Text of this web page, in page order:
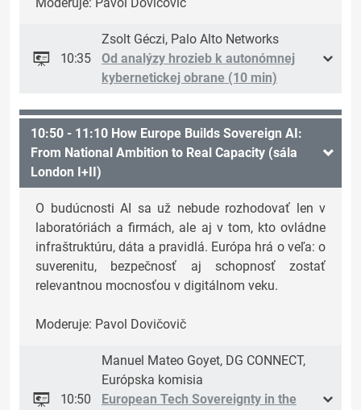
10:35
Zsolt Géczi, Palo Alto Networks
Od analýzy hrozieb k autonómnej
kybernetickej obrane (10 min)
10:50 - 11:10 How Europe Builds Sovereign AI:
From National Ambition to Real Capacity (sála
London I+II)
O budúcnosti AI sa už nebude rozhodovať len v
laboratóriách a firmách, ale aj v tom, kto ovládne
infraštruktúru, dáta a pravidlá. Európa hrá o veľa: o
suverenitu, bezpečnosť aj schopnosť zostať
relevantnou mocnosťou v digitálnom veku.
Moderuje: Pavol Dovičovič
10:50
Manuel Mateo Goyet, DG CONNECT,
Európska komisia
European Tech Sovereignty in the